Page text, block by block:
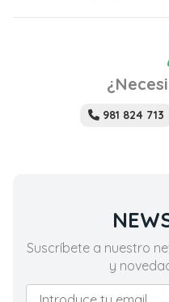
981 824 713
Suscríbete a nuestro
y